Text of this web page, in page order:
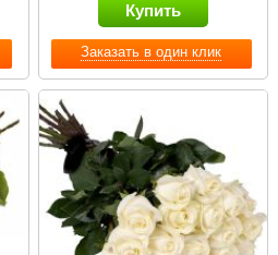
Заказать в один клик
Купить